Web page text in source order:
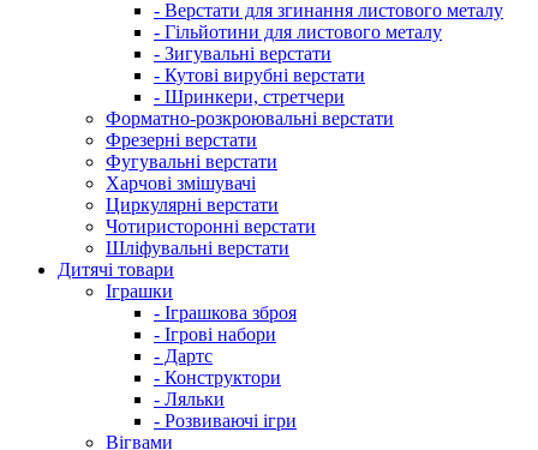
- Верстати для згинання листового металу
- Гільйотини для листового металу
- Зигувальні верстати
- Кутові вирубні верстати
- Шринкери, стретчери
Форматно-розкроювальні верстати
Фрезерні верстати
Фугувальні верстати
Харчові змішувачі
Циркулярні верстати
Чотиристоронні верстати
Шліфувальні верстати
Дитячі товари
Іграшки
- Іграшкова зброя
- Ігрові набори
- Дартс
- Конструктори
- Ляльки
- Розвиваючі ігри
Вігвами